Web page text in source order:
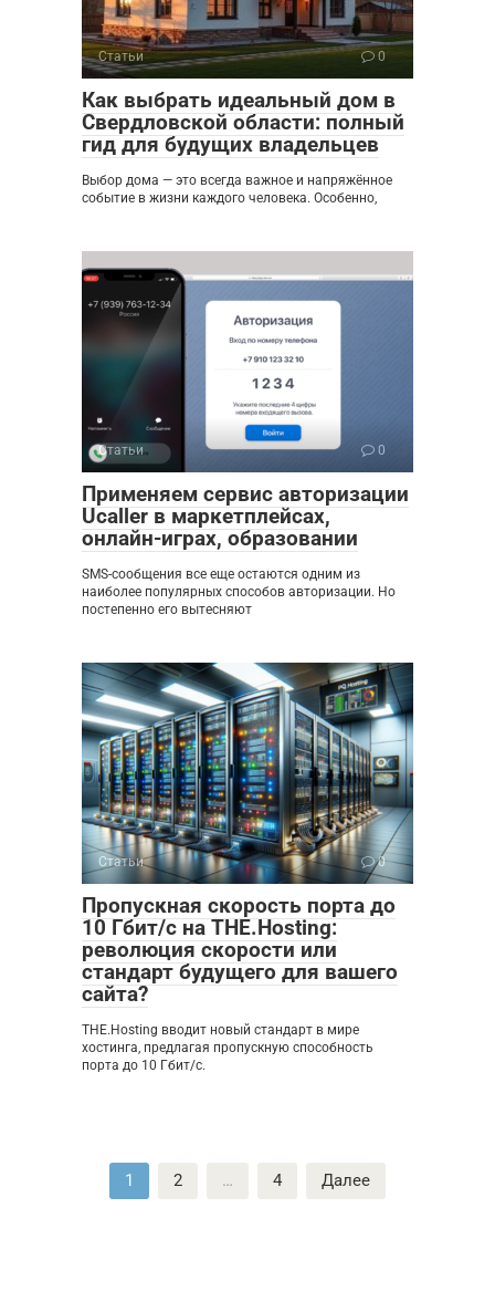
Статьи 0
Как выбрать идеальный дом в
Свердловской области: полный
гид для будущих владельцев
Выбор дома — это всегда важное и напряжённое
событие в жизни каждого человека. Особенно,
Статьи 0
Применяем сервис авторизации
Ucaller в маркетплейсах,
онлайн-играх, образовании
SMS-сообщения все еще остаются одним из
наиболее популярных способов авторизации. Но
постепенно его вытесняют
Статьи 0
Пропускная скорость порта до
10 Гбит/с на THE.Hosting:
революция скорости или
стандарт будущего для вашего
сайта?
THE.Hosting вводит новый стандарт в мире
хостинга, предлагая пропускную способность
порта до 10 Гбит/с.
1 2 … 4 Далее